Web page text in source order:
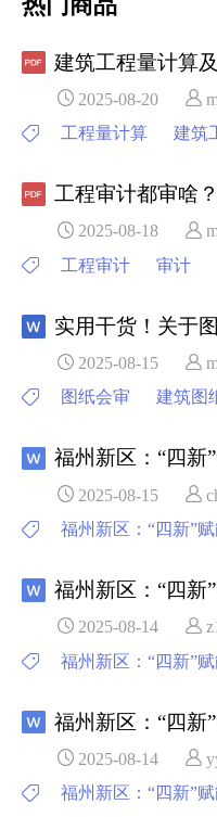
热门商品
建筑工程量计算
2025-08-20
工程量计算
建筑
工程审计都审啥
2025-08-18
工程审计
审计
2025-08-15
图纸会审
建筑图
福州新区：“四新
2025-08-15
福州新区：“四新”
福州新区：“四新
2025-08-14
福州新区：“四新”
福州新区：“四新
2025-08-14
福州新区：“四新”